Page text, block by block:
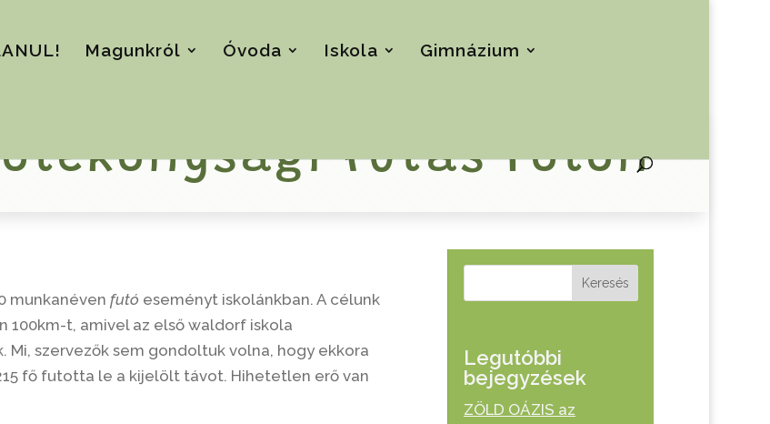
Magunkról Óvoda Iskola Gimnázium
futás Fóton
munkanéven futó eseményt iskolánkban. A célunk
100km-t, amivel az első waldorf iskola
szervezők sem gondoltuk volna, hogy ekkora
fő futotta le a kijelölt távot. Hihetetlen erő van
Keresés
Legutóbbi
bejegyzések
ZÖLD OÁZIS az